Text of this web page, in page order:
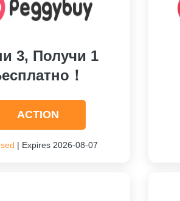
3, Получи 1
！
ACTION
| Expires 2026-08-07